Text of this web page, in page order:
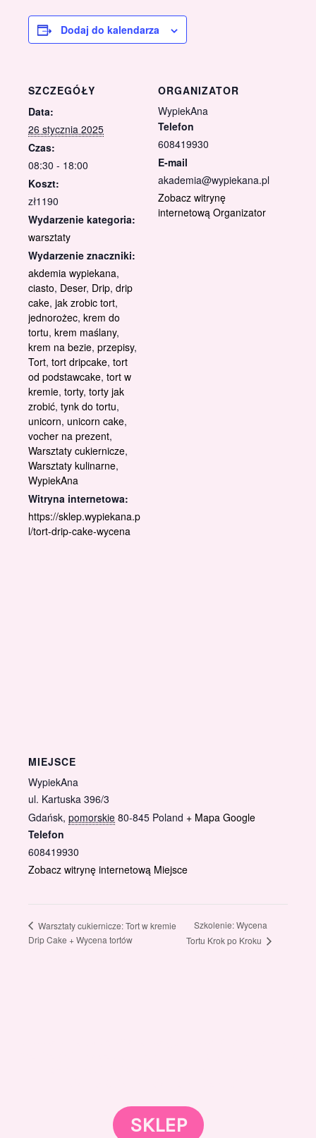
Dodaj do kalendarza
SZCZEGÓŁY
Data:
26 stycznia 2025
Czas:
08:30 - 18:00
Koszt:
zł1190
Wydarzenie kategoria:
warsztaty
Wydarzenie znaczniki:
akdemia wypiekana,
ciasto, Deser, Drip, drip
cake, jak zrobic tort,
jednorożec, krem do
tortu, krem maślany,
krem na bezie, przepisy,
Tort, tort dripcake, tort
od podstawcake, tort w
kremie, torty, torty jak
zrobić, tynk do tortu,
unicorn, unicorn cake,
vocher na prezent,
Warsztaty cukiernicze,
Warsztaty kulinarne,
WypiekAna
Witryna internetowa:
https://sklep.wypiekana.p
l/tort-drip-cake-wycena
ORGANIZATOR
WypiekAna
Telefon
608419930
E-mail
akademia@wypiekana.pl
Zobacz witrynę
internetową Organizator
MIEJSCE
WypiekAna
ul. Kartuska 396/3
Gdańsk, pomorskie 80-845 Poland + Mapa Google
Telefon
608419930
Zobacz witrynę internetową Miejsce
Warsztaty cukiernicze: Tort w kremie
Drip Cake + Wycena tortów
Szkolenie: Wycena
Tortu Krok po Kroku
SKLEP